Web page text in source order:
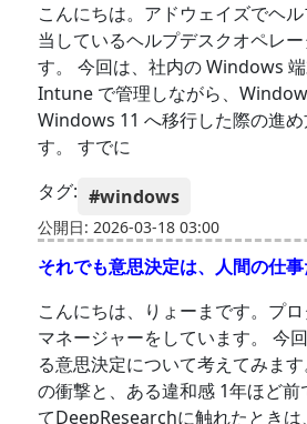
こんにちは。アドウェイズでヘ
当しているヘルプデスクオペレ
す。 今回は、社内の Windows
Intune で管理しながら、
Windows 11 へ移行した際の進め
す。 すでに
タグ: #windows
公開日: 2026-03-18 03:00
それでも意思決定は、人間の仕
こんにちは、りょーまです。プ
マネージャーをしています。 今
る意思決定について考えてみま
の衝撃と、ある違和感 1年ほど
てDeepResearchに触れたとき